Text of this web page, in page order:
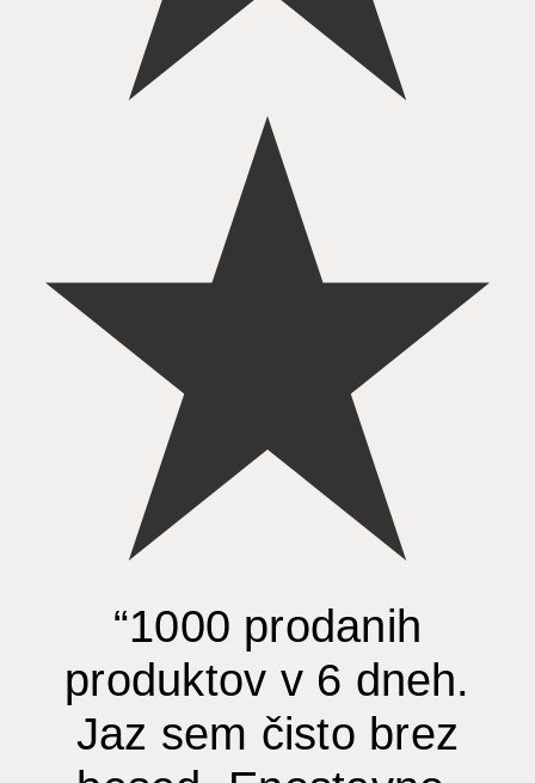
“1000 prodanih
produktov v 6 dneh.
Jaz sem čisto brez